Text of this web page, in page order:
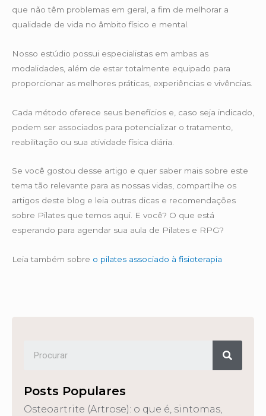
que não têm problemas em geral, a fim de melhorar a
qualidade de vida no âmbito físico e mental.
Nosso estúdio possui especialistas em ambas as
modalidades, além de estar totalmente equipado para
proporcionar as melhores práticas, experiências e vivências.
Cada método oferece seus benefícios e, caso seja indicado,
podem ser associados para potencializar o tratamento,
reabilitação ou sua atividade física diária.
Se você gostou desse artigo e quer saber mais sobre este
tema tão relevante para as nossas vidas, compartilhe os
artigos deste blog e leia outras dicas e recomendações
sobre Pilates que temos aqui. E você? O que está
esperando para agendar sua aula de Pilates e RPG?
Leia também sobre o pilates associado à fisioterapia
Posts Populares
Osteoartrite (Artrose): o que é, sintomas,